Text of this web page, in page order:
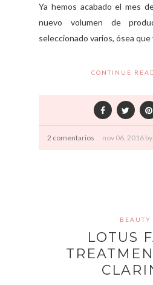
Ya hemos acabado el mes
nuevo volumen de
seleccionado varios, ósea que
CONTINUE
2 comentarios nov 06, 2016 by
BEAUTY
LOTUS